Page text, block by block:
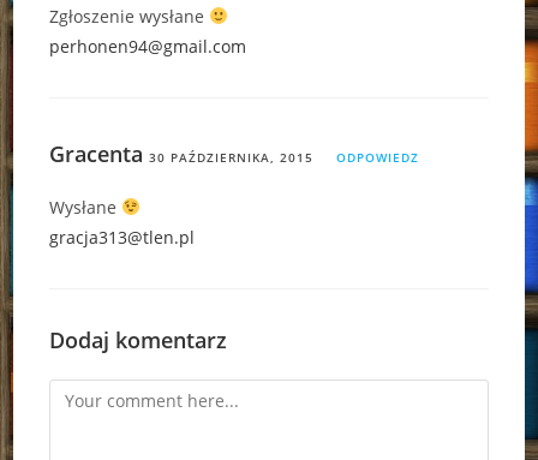
Zgłoszenie wysłane
perhonen94@gmail.com
Gracenta 30 PAŹDZIERNIKA, 2015 ODPOWIEDZ
Wysłane
gracja313@tlen.pl
Dodaj komentarz
Comment